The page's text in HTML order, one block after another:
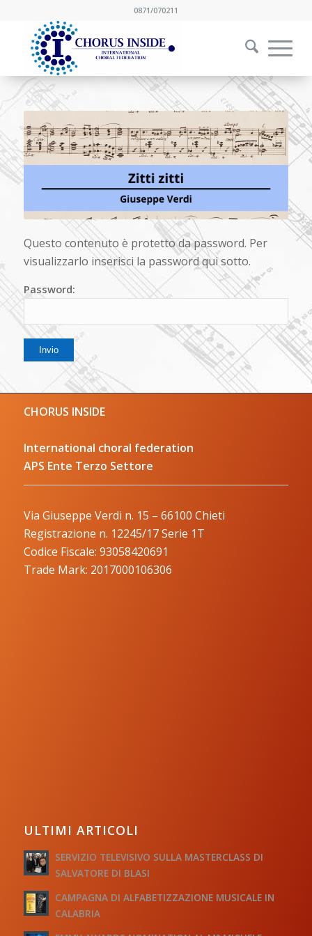
0871/070211
Questo contenuto è protetto da password. Per
visualizzarlo inserisci la password qui sotto.
Password:
CHORUS INSIDE
International choral federation
APS Ente Terzo Settore
Via Giuseppe Verdi n. 15 – 66100 Chieti
Registrazione n. 12245/17 Serie 1T
Codice Fiscale: 93058420691
Trade Mark: 2017000106306
ULTIMI ARTICOLI
SERVIZIO TELEVISIVO SULLA MASTERCLASS DI
SALVATORE DI BLASI
CAMPAGNA DI ALFABETIZZAZIONE MUSICALE IN
CALABRIA